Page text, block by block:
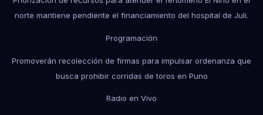
norte mantiene pendiente el financiamiento del hospital de Juli.
Programación
Promoverán recolección de firmas para impulsar ordenanza que
busca prohibir corridas de toros en Puno
Radio en Vivo